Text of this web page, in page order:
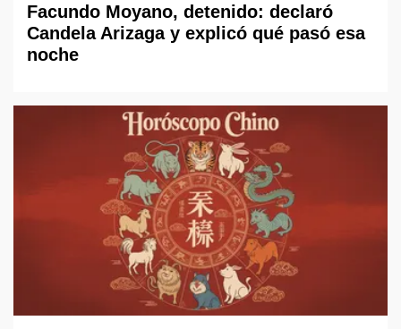
Facundo Moyano, detenido: declaró
Candela Arizaga y explicó qué pasó esa
noche